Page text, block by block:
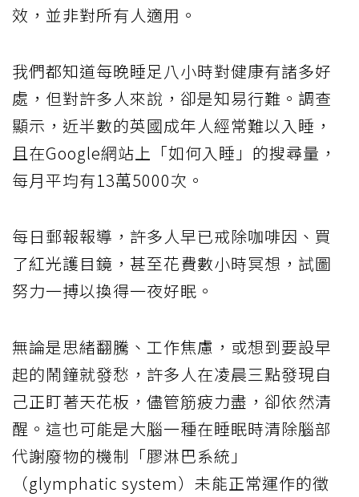
效，並非對所有人適用。
我們都知道每晚睡足八小時對健康有諸多好
處，但對許多人來說，卻是知易行難。調查
顯示，近半數的英國成年人經常難以入睡，
且在Google網站上「如何入睡」的搜尋量，
每月平均有13萬5000次。
每日郵報報導，許多人早已戒除咖啡因、買
了紅光護目鏡，甚至花費數小時冥想，試圖
努力一搏以換得一夜好眠。
無論是思緒翻騰、工作焦慮，或想到要設早
起的鬧鐘就發愁，許多人在凌晨三點發現自
己正盯著天花板，儘管筋疲力盡，卻依然清
醒。這也可能是大腦一種在睡眠時清除腦部
代謝廢物的機制「膠淋巴系統」
（glymphatic system）未能正常運作的徵